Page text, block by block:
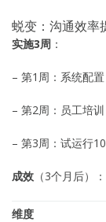
蜕变：沟通效率
实施3周 ：
– 第1周：系统配
– 第2周：员工培
– 第3周：试运行
成效 （3个月后）：
维度